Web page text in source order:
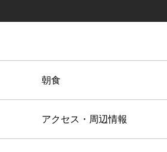
朝食
アクセス・周辺情報